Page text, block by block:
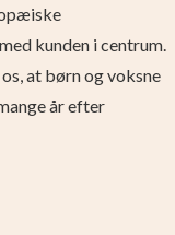
kunden i centrum.
at børn og voksne
år efter